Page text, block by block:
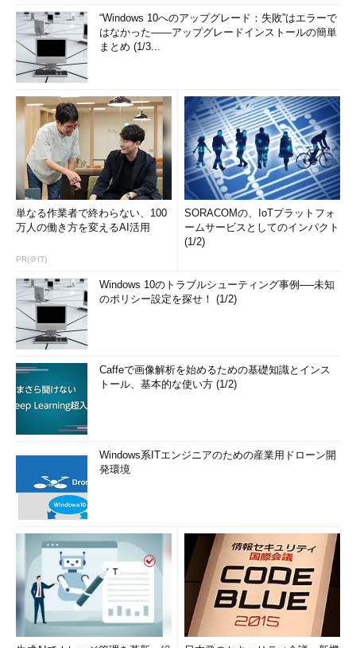
“Windows 10へのアップグレード：失敗”はエラーで
はなかった――アップグレードインストールの簡単
まとめ (1/3...
単なる作業者で終わらない、100
万人の働き方を変えるAI活用
PR(＠IT)
SORACOMの、IoTプラットフォ
ームサービスとしてのインパクト
(1/2)
Windows 10のトラブルシューティング事例──未知
のポリシー設定を探せ！ (1/2)
Caffeで画像解析を始めるための基礎知識とインス
トール、基本的な使い方 (1/2)
Windows系ITエンジニアのための産業用ドローン開
発環境